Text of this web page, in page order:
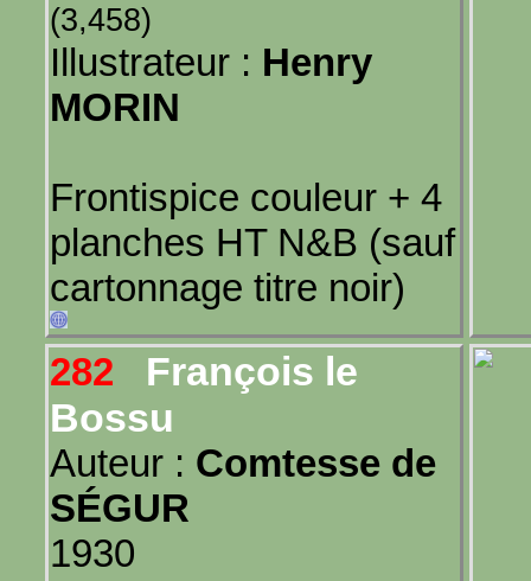
(3,458)
Illustrateur : Henry
MORIN
Frontispice couleur + 4
planches HT N&B (sauf
cartonnage titre noir)
282
François le
Bossu
Auteur : Comtesse de
SÉGUR
1930